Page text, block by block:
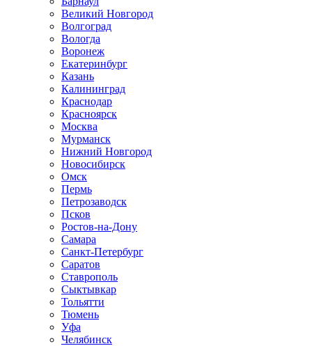
Великий Новгород
Волгоград
Вологда
Воронеж
Екатеринбург
Казань
Калининград
Краснодар
Красноярск
Москва
Мурманск
Нижний Новгород
Новосибирск
Омск
Пермь
Петрозаводск
Псков
Ростов-на-Дону
Самара
Санкт-Петербург
Саратов
Ставрополь
Сыктывкар
Тольятти
Тюмень
Уфа
Челябинск